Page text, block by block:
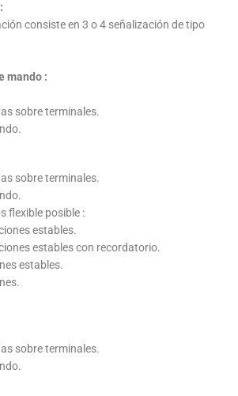
consiste en 3 o 4 señalización de tipo
mando :
sobre terminales.
sobre terminales.
flexible posible :
estables.
estables con recordatorio.
estables.
sobre terminales.